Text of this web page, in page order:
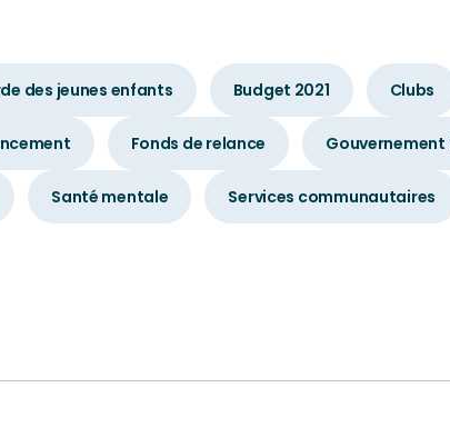
des jeunes enfants Budget 2021 Clubs
Fonds de relance
Santé mentale Services communautaires